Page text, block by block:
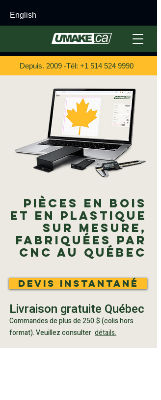
English
Depuis. 2009 -Tél: +1 514 524 9990
Pièces en bois
et en plastique
sur mesure,
fabriquées par
CNC au Québec
Devis instantané
Livraison gratuite Québec
Commandes de plus de 250 $ (colis hors
format). Veuillez consulter détails.